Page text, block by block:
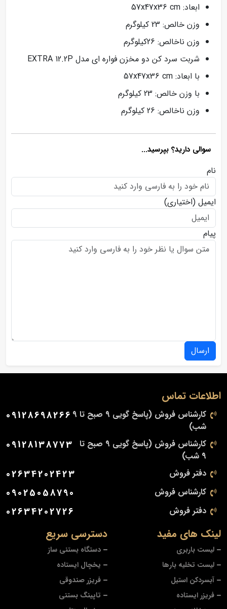
ابعاد: 57x47x36 cm
وزن خالص: 23 کیلوگرم
وزن ناخالص: 26کیلوگرم
شربت سرد کن دو مخزن فواره ای مدل EXTRA 12.2P
با ابعاد: 57x47x36 cm
با وزن خالص: 23 کیلوگرم
وزن ناخالص: 26 کیلوگرم
سوالی دارید؟ بپرسید...
نام
ایمیل (اختیاری)
پیام
ارسال
دسترسی سریع
دستگاه بستنی ساز
یخچال ایستاده
فریزر صندوقی
تاپینگ بستنی
لینک های مفید
لیست باربری
لیست تخلیه بارها
آبسردکن استیل
فریزر ایستاده
اطلاعات تماس
کارشناس فروش (پاسخ گویی 9 صبح تا 9
شب)
09128698266
کارشناس فروش (پاسخ گویی 9 صبح تا
9 شب)
09128138773
دفتر فروش 02634202423
کارشناس فروش 09025058790
دفتر فروش 02634202726